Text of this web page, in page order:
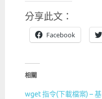
分享此文：
Facebook
相關
wget 指令(下載檔案) – 基